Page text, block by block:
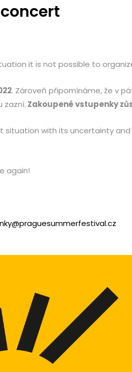
it is not possible to
. Zároveň připomínáme, že v
zazní. Zakoupené vstupenky
with its uncertainty
again!